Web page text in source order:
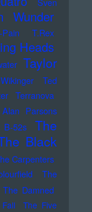
Wunder
Pain
T.Rex
Heads
Taylor
Ted
Terranova
Parsons
B-52s
The
Black
Carpenters
The
The Damned
The Five